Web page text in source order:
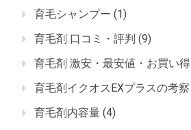
育毛シャンプー (1)
育毛剤 口コミ・評判 (9)
育毛剤 激安・最安値・お買い得
育毛剤イクオスEXプラスの考察
育毛剤内容量 (4)